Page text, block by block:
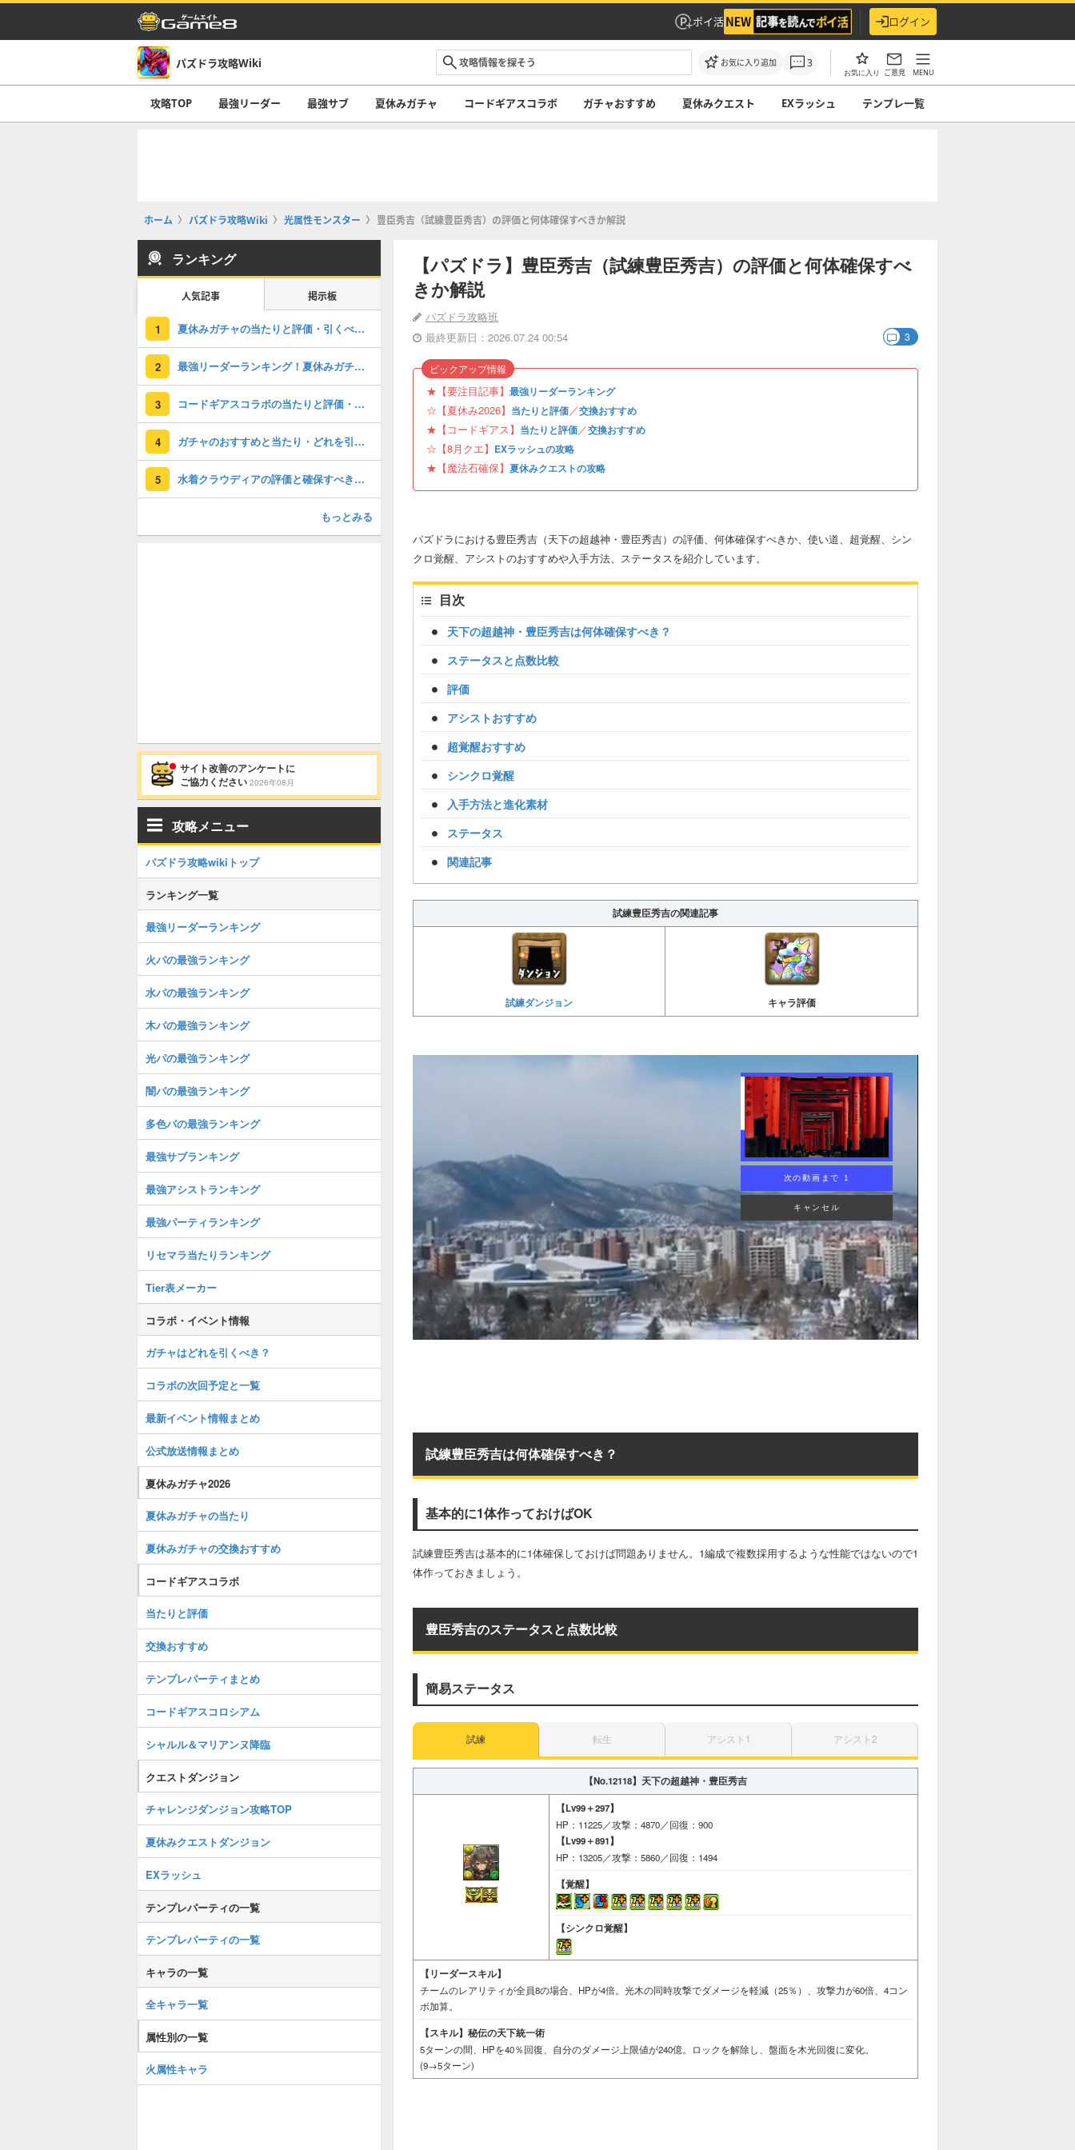
ポイ活 ログイン
パズドラ攻略Wiki お気に入り追加 3
お気に入り ご意見 MENU
攻略TOP 最強リーダー 最強サブ 夏休みガチャ コードギアスコラボ ガチャおすすめ 夏休みクエスト EXラッシュ テンプレ一覧
ホーム パズドラ攻略Wiki 光属性モンスター 豊臣秀吉（試練豊臣秀吉）の評価と何体確保すべきか解説
【パズドラ】豊臣秀吉（試練豊臣秀吉）の評価と何体確保すべ
きか解説
パズドラ攻略班
最終更新日：2026.07.24 00:54
3
★【要注目記事】 最強リーダーランキング
☆【夏休み2026】 当たりと評価／交換おすすめ
★【コードギアス】 当たりと評価／交換おすすめ
☆【8月クエ】 EXラッシュの攻略
★【魔法石確保】 夏休みクエストの攻略
ピックアップ情報
パズドラにおける豊臣秀吉（天下の超越神・豊臣秀吉）の評価、何体確保すべきか、使い道、超覚醒、シン
クロ覚醒、アシストのおすすめや入手方法、ステータスを紹介しています。
目次
天下の超越神・豊臣秀吉は何体確保すべき？
ステータスと点数比較
評価
アシストおすすめ
超覚醒おすすめ
シンクロ覚醒
入手方法と進化素材
ステータス
関連記事
試練豊臣秀吉の関連記事
試練ダンジョン キャラ評価
試練豊臣秀吉は何体確保すべき？
基本的に1体作っておけばOK
試練豊臣秀吉は基本的に1体確保しておけば問題ありません。1編成で複数採用するような性能ではないので1
体作っておきましょう。
豊臣秀吉のステータスと点数比較
簡易ステータス
試練 転生 アシスト1 アシスト2
【No.12118】 天下の超越神・豊臣秀吉
【Lv99＋297】
HP：11225／攻撃：4870／回復：900
【Lv99＋891】
HP：13205／攻撃：5860／回復：1494
【覚醒】
【シンクロ覚醒】
【リーダースキル】
チームのレアリティが全員8の場合、HPが4倍。光木の同時攻撃でダメージを軽減（25％）、攻撃力が60倍、4コン
ボ加算。
【スキル】 秘伝の天下統一術
5ターンの間、HPを40％回復、自分のダメージ上限値が240億。ロックを解除し、盤面を木光回復に変化。
(9→5ターン)
ランキング
人気記事 掲示板
1 夏休みガチャの当たりと評価・引くべき？
2 最強リーダーランキング！夏休みガチャの評価掲載
3 コードギアスコラボの当たりと評価・引くべき？
4 ガチャのおすすめと当たり・どれを引くべき？
5 水着クラウディアの評価と確保すべき数｜夏休み
もっとみる
サイト改善のアンケートに
ご協力ください 2026年08月
攻略メニュー
パズドラ攻略wikiトップ
ランキング一覧
最強リーダーランキング
火パの最強ランキング
水パの最強ランキング
木パの最強ランキング
光パの最強ランキング
闇パの最強ランキング
多色パの最強ランキング
最強サブランキング
最強アシストランキング
最強パーティランキング
リセマラ当たりランキング
Tier表メーカー
コラボ・イベント情報
ガチャはどれを引くべき？
コラボの次回予定と一覧
最新イベント情報まとめ
公式放送情報まとめ
夏休みガチャ2026
夏休みガチャの当たり
夏休みガチャの交換おすすめ
コードギアスコラボ
当たりと評価
交換おすすめ
テンプレパーティまとめ
コードギアスコロシアム
シャルル＆マリアンヌ降臨
クエストダンジョン
チャレンジダンジョン攻略TOP
夏休みクエストダンジョン
EXラッシュ
テンプレパーティの一覧
テンプレパーティの一覧
キャラの一覧
全キャラ一覧
属性別の一覧
火属性キャラ